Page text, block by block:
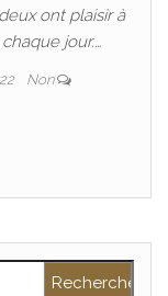
ont plaisir à
jour.…
Non